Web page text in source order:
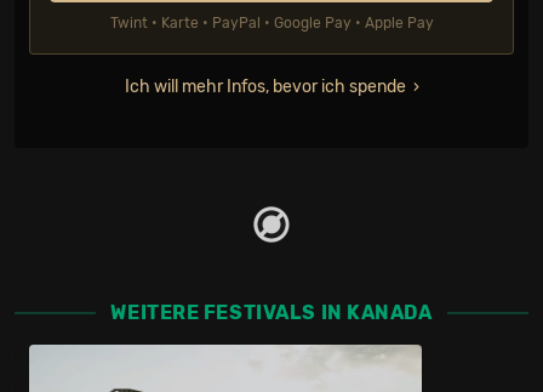
Twint • Karte • PayPal • Google Pay • Apple Pay
Ich will mehr Infos, bevor ich spende
WEITERE FESTIVALS IN KANADA